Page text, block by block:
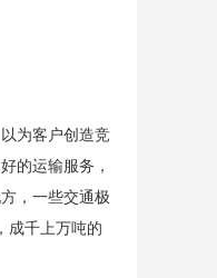
为客户创造竞
的运输服务，
，一些交通极
成千上万吨的